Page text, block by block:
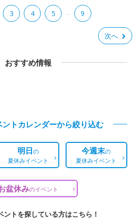
3 4 5 … 9
次へ
おすすめ情報
トカレンダーから絞り込む
明日の
夏休みイベント
今週末の
夏休みイベント
盆休みのイベント
トを探している方はこちら！